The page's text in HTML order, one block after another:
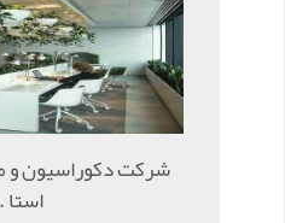
شرکت دکوراسیون و